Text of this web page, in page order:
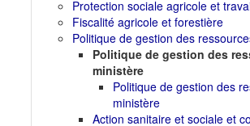
Protection sociale agricole et
Fiscalité agricole et forestière
Politique de gestion des
Politique de gestion des
ministère
Politique de gestion des
ministère
Action sanitaire et sociale et